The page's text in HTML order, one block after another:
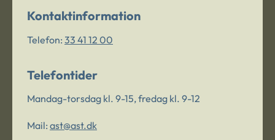
Kontaktinformation
Telefon: 33 41 12 00
Telefontider
Mandag-torsdag kl. 9-15, fredag kl. 9-12
Mail: ast@ast.dk